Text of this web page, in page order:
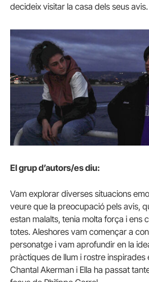
decideix visitar la casa dels seus avis.
El grup d’autors/es diu:
Vam explorar diverses situacions
veure que la preocupació pels avis,
estan malalts, tenia molta força i ens
totes. Aleshores vam començar a
personatge i vam aprofundir en la
pràctiques de llum i rostre inspirades
Chantal Akerman i Ella ha passat